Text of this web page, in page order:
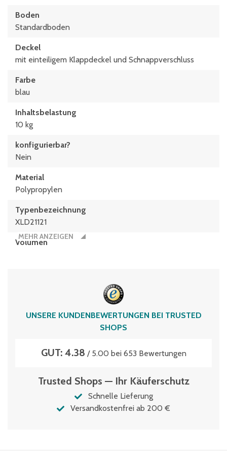
Boden
Standardboden
Deckel
mit einteiligem Klappdeckel und Schnappverschluss
Farbe
blau
Inhaltsbelastung
10 kg
konfigurierbar?
Nein
Material
Polypropylen
Typen­be­zeich­nung
XLD21121
Volumen
MEHR ANZEIGEN
UNSERE KUNDENBEWERTUNGEN BEI TRUSTED
SHOPS
GUT: 4.38 / 5.00 bei 653 Bewertungen
Trusted Shops — Ihr Käuferschutz
Schnelle Lieferung
Versandkostenfrei ab 200 €